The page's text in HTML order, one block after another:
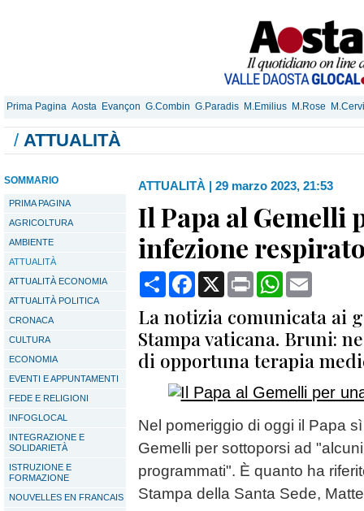
Prima Pagina Aosta Evançon G.Combin G.Paradis M.Emilius M.Rose
/ ATTUALITÀ
SOMMARIO
PRIMA PAGINA
AGRICOLTURA
AMBIENTE
ATTUALITÀ
ATTUALITÀ ECONOMIA
ATTUALITÀ POLITICA
CRONACA
CULTURA
ECONOMIA
EVENTI E APPUNTAMENTI
FEDE E RELIGIONI
INFOGLOCAL
INTEGRAZIONE E
SOLIDARIETÀ
ISTRUZIONE E
FORMAZIONE
NOUVELLES EN FRANCAIS
ATTUALITÀ | 29 marzo 2023, 21:53
Il Papa al Gemelli
infezione
CondividiFacebook
X Print WhatsApp
La notizia comunicata ai
Stampa vaticana. Bruni:
di opportuna terapia
Nel pomeriggio di oggi il Papa
Gemelli per sottoporsi ad
programmati". È quanto ha
Stampa della Santa Sede,